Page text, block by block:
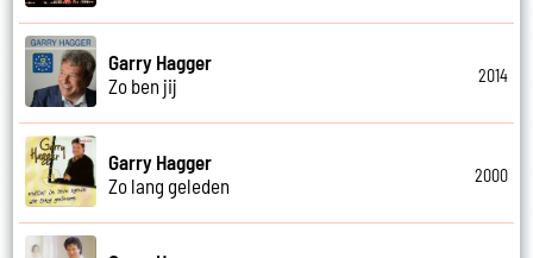
Garry Hagger
Zo ben jij
2014
Garry Hagger
Zo lang geleden
2000